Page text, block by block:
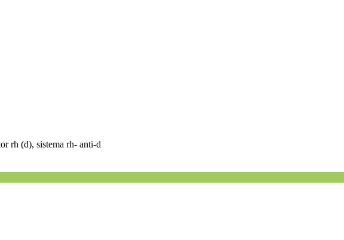
rh (d), sistema rh- anti-d